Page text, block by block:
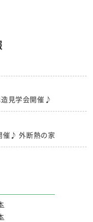
見学会開催♪
催♪ 外断熱の家